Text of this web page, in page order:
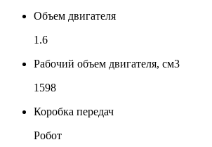
Объем двигателя
1.6
Рабочий объем двигателя, см3
1598
Коробка передач
Робот